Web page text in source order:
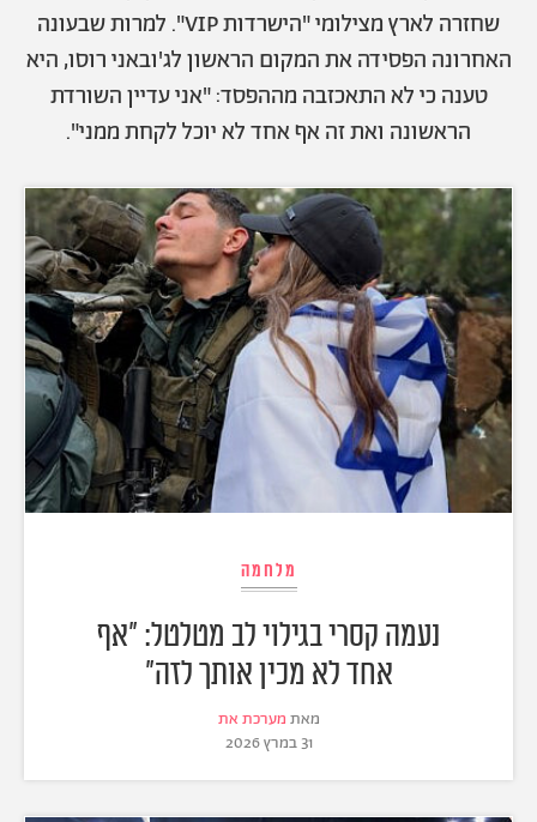
שחזרה לארץ מצילומי "הישרדות VIP". למרות שבעונה
האחרונה הפסידה את המקום הראשון לג'ובאני רוסו, היא
טענה כי לא התאכזבה מההפסד: "אני עדיין השורדת
הראשונה ואת זה אף אחד לא יוכל לקחת ממני".
מלחמה
נעמה קסרי בגילוי לב מטלטל: "אף
אחד לא מכין אותך לזה"
מאת מערכת את
31 במרץ 2026